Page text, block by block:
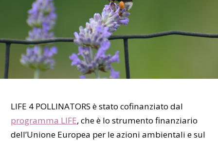
LIFE 4 POLLINATORS è stato cofinanziato dal
programma LIFE, che è lo strumento finanziario
dell’Unione Europea per le azioni ambientali e sul